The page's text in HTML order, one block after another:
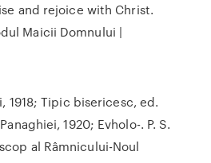
and rejoice with Christ.
Maicii Domnului |
1918; Tipic bisericesc, ed.
1920; Evholo-. P. S.
al Râmnicului-Noul